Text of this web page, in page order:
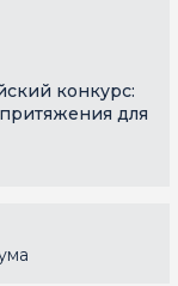
конкурс:
для